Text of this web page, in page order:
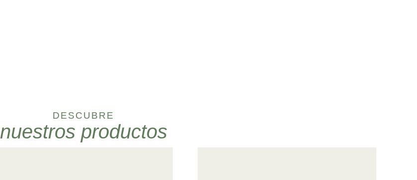
DESCUBRE
nuestros productos